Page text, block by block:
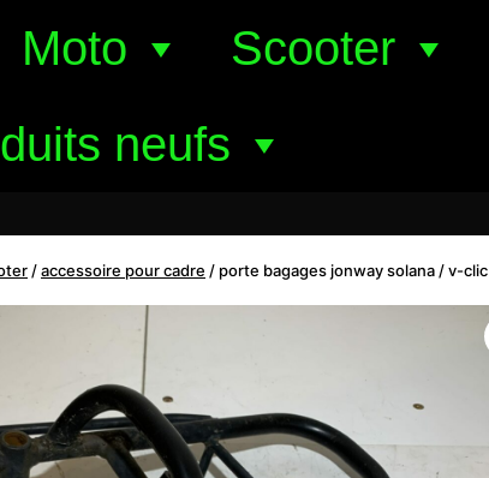
Moto
Scooter
neufs
/accessoire pour cadre / porte bagages jonway solana / v-clic